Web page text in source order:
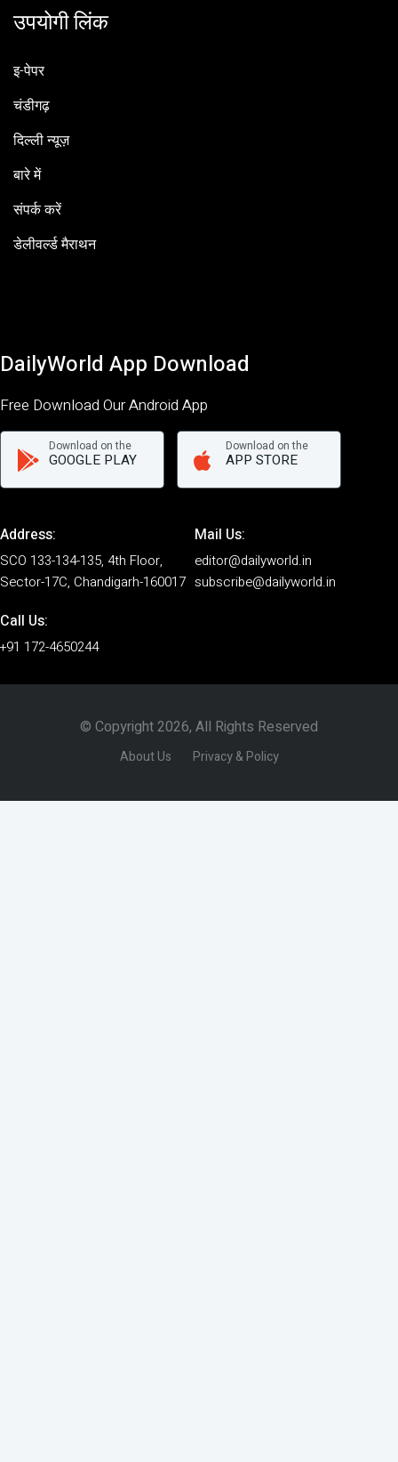
उपयोगी लिंक
इ-पेपर
चंडीगढ़
दिल्ली न्यूज़
बारे में
संपर्क करें
डेलीवर्ल्ड मैराथन
DailyWorld App Download
Free Download Our Android App
Download on the
GOOGLE PLAY
Download on the
APP STORE
Address:
SCO 133-134-135, 4th Floor,
Sector-17C, Chandigarh-160017
Mail Us:
editor@dailyworld.in
subscribe@dailyworld.in
Call Us:
+91 172-4650244
© Copyright 2026, All Rights Reserved
About Us Privacy & Policy